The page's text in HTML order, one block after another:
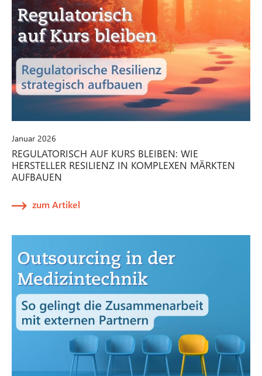
Januar 2026
REGULATORISCH AUF KURS BLEIBEN: WIE
HERSTELLER RESILIENZ IN KOMPLEXEN MÄRKTEN
AUFBAUEN
zum Artikel